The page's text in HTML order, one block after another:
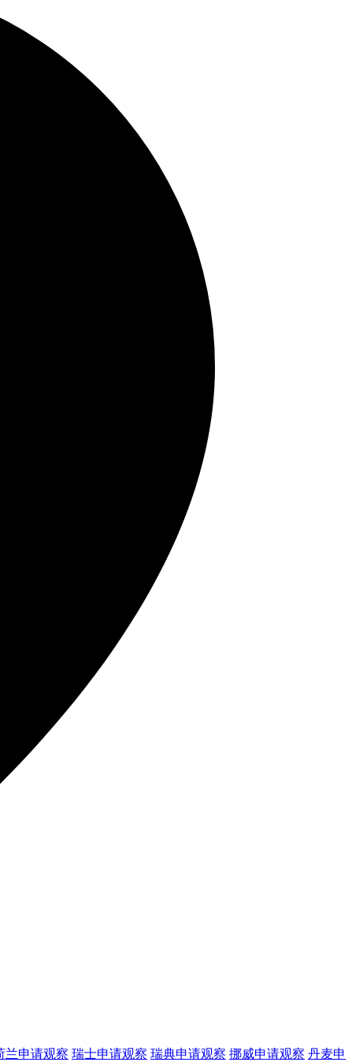
兰申请观察 瑞士申请观察 瑞典申请观察 挪威申请观察 丹麦申